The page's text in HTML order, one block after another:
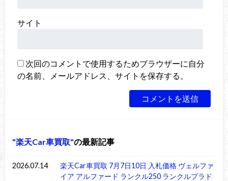
サイト
次回のコメントで使用するためブラウザーに自分
の名前、メールアドレス、サイトを保存する。
楽天Car車買取 の最新記事
2026.07.14
楽天Car車買取 7月7日10日 入札価格 ヴェルファ
イア アルファード ランクル250 ランクルプラド